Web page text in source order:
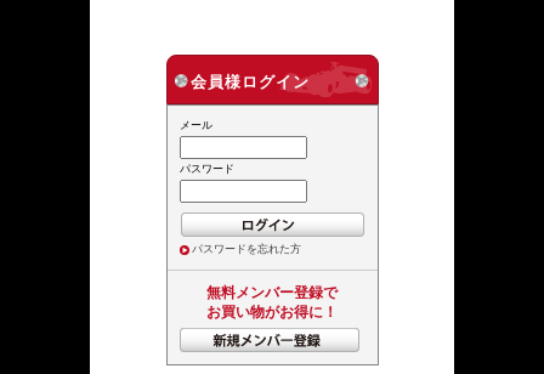
会員様ログイン
メール
パスワード
パスワードを忘れた方
無料メンバー登録で
お買い物がお得に！